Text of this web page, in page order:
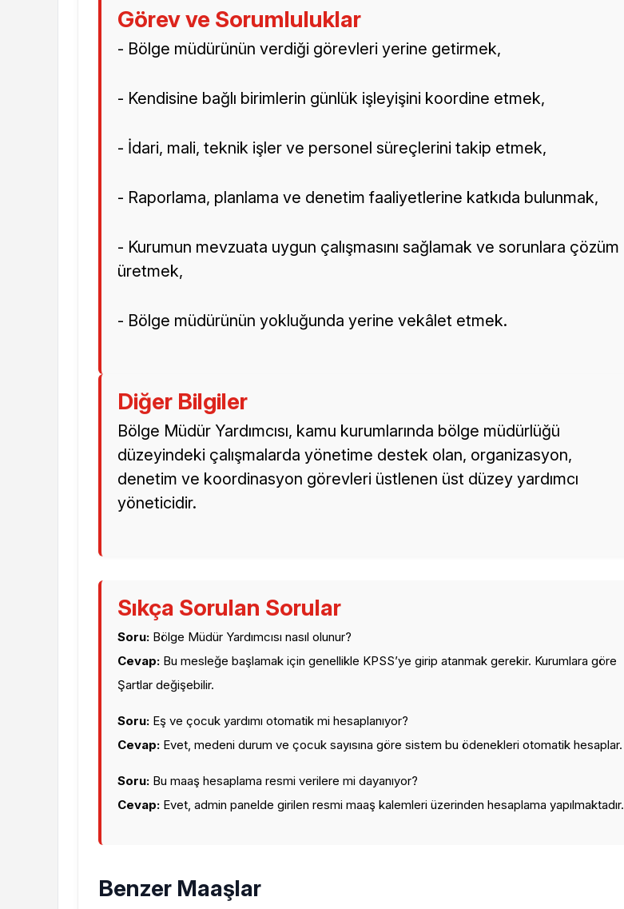
Görev ve Sorumluluklar
- Bölge müdürünün verdiği görevleri yerine getirmek,
- Kendisine bağlı birimlerin günlük işleyişini koordine etmek,
- İdari, mali, teknik işler ve personel süreçlerini takip etmek,
- Raporlama, planlama ve denetim faaliyetlerine katkıda bulunmak,
- Kurumun mevzuata uygun çalışmasını sağlamak ve sorunlara çözüm
üretmek,
- Bölge müdürünün yokluğunda yerine vekâlet etmek.
Diğer Bilgiler
Bölge Müdür Yardımcısı, kamu kurumlarında bölge müdürlüğü
düzeyindeki çalışmalarda yönetime destek olan, organizasyon,
denetim ve koordinasyon görevleri üstlenen üst düzey yardımcı
yöneticidir.
Sıkça Sorulan Sorular
Soru: Bölge Müdür Yardımcısı nasıl olunur?
Cevap: Bu mesleğe başlamak için genellikle KPSS’ye girip atanmak gerekir. Kurumlara göre
Şartlar değişebilir.
Soru: Eş ve çocuk yardımı otomatik mi hesaplanıyor?
Cevap: Evet, medeni durum ve çocuk sayısına göre sistem bu ödenekleri otomatik hesaplar.
Soru: Bu maaş hesaplama resmi verilere mi dayanıyor?
Cevap: Evet, admin panelde girilen resmi maaş kalemleri üzerinden hesaplama yapılmaktadır.
Benzer Maaşlar